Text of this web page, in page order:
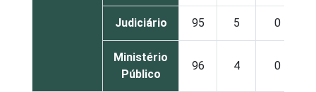
Judiciário 95 5 0
Ministério
Público
96 4 0